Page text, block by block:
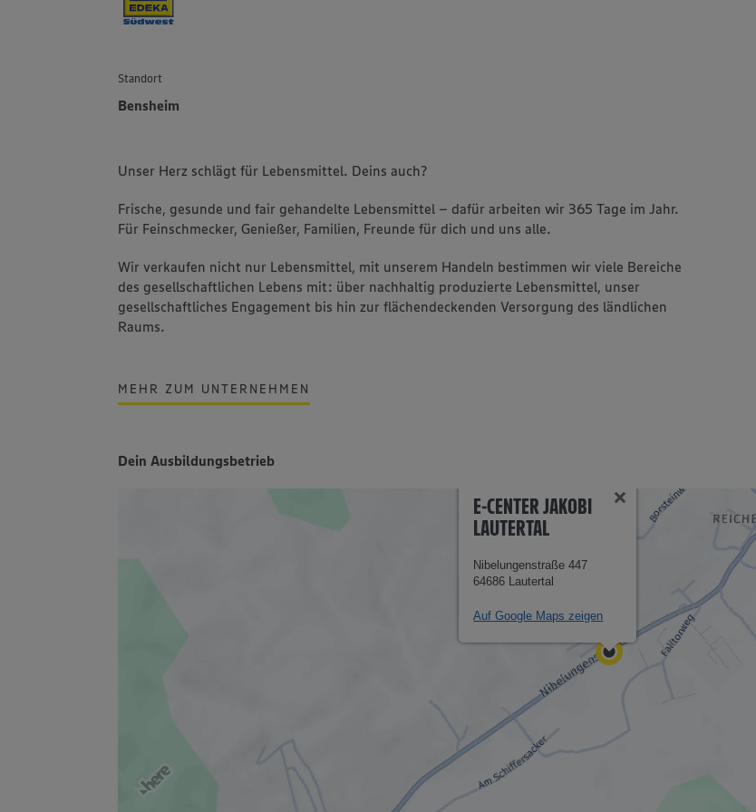
Standort
Bensheim
Unser Herz schlägt für Lebensmittel. Deins auch?
Frische, gesunde und fair gehandelte Lebensmittel – dafür arbeiten wir 365 Tage im Jahr.
Für Feinschmecker, Genießer, Familien, Freunde für dich und uns alle.
Wir verkaufen nicht nur Lebensmittel, mit unserem Handeln bestimmen wir viele Bereiche
des gesellschaftlichen Lebens mit: über nachhaltig produzierte Lebensmittel, unser
gesellschaftliches Engagement bis hin zur flächendeckenden Versorgung des ländlichen
Raums.
MEHR ZUM UNTERNEHMEN
Dein Ausbildungsbetrieb
E-CENTER JAKOBI
LAUTERTAL
Nibelungenstraße 447
64686 Lautertal
Auf Google Maps zeigen